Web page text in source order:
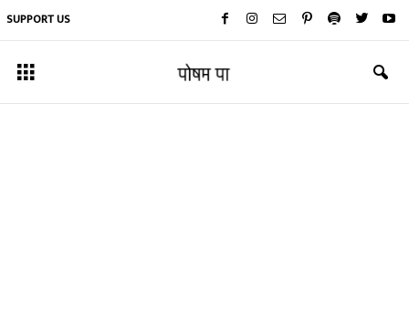
SUPPORT US